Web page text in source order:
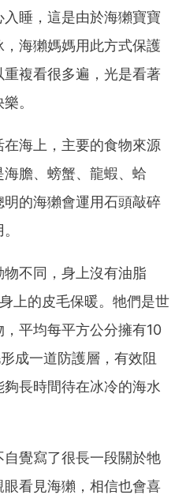
睡，這是由於海獺寶寶
海獺媽媽用此方式保護
複看很多遍，光是看著
。
海上，主要的食物來源
膽、螃蟹、龍蝦、蛤
明的海獺會運用石頭敲碎
不同，身上沒有油脂
上的皮毛保暖。牠們是世
平均每平方公分擁有10
成一道防護層，有效阻
長時間待在冰冷的海水
覺寫了很長一段關於牠
看見海獺，相信也會喜